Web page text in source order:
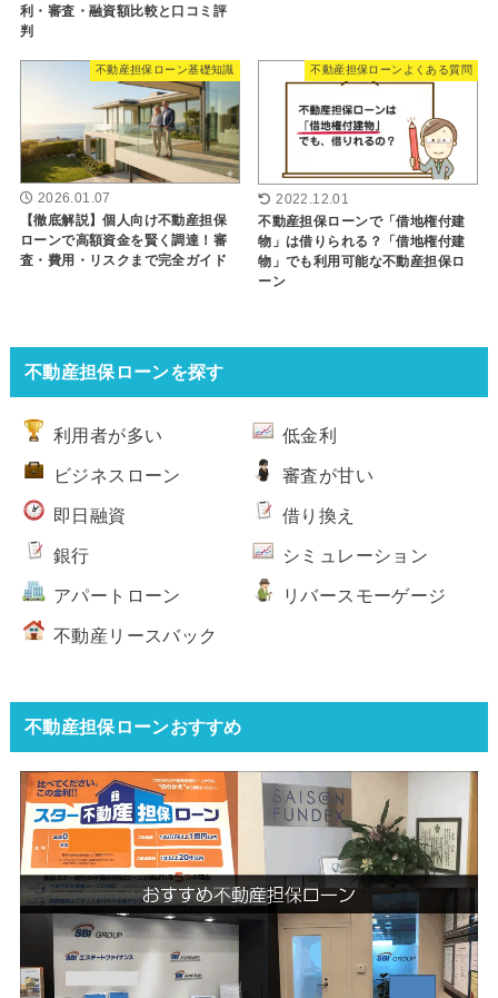
利・審査・融資額比較と口コミ評
判
不動産担保ローン基礎知識
2026.01.07
【徹底解説】個人向け不動産担保
ローンで高額資金を賢く調達！審
査・費用・リスクまで完全ガイド
不動産担保ローンよくある質問
2022.12.01
不動産担保ローンで「借地権付建
物」は借りられる？「借地権付建
物」でも利用可能な不動産担保ロ
ーン
不動産担保ローンを探す
利用者が多い 低金利
ビジネスローン 審査が甘い
即日融資 借り換え
銀行 シミュレーション
アパートローン リバースモーゲージ
不動産リースバック
不動産担保ローンおすすめ